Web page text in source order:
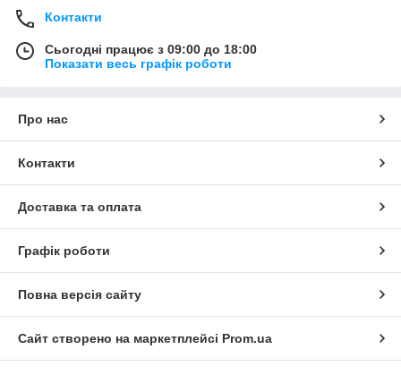
Контакти
Сьогодні працює з 09:00 до 18:00
Показати весь графік роботи
Про нас
Контакти
Доставка та оплата
Графік роботи
Повна версія сайту
Сайт створено на маркетплейсі Prom.ua